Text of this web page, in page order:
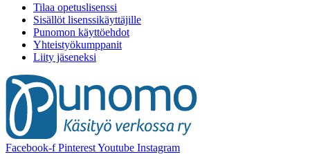
Tilaa opetuslisenssi
Sisällöt lisenssikäyttäjille
Punomon käyttöehdot
Yhteistyökumppanit
Liity jäseneksi
Facebook-f PinterestYoutube Instagram